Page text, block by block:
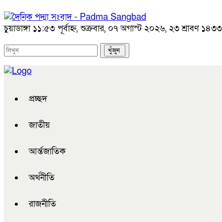
চুয়াডাঙ্গা ১১:৫৩ পূর্বাহ্ন, শুক্রবার, ০৭ অগাস্ট ২০২৬, ২৩ শ্রাবণ ১৪৩৩
প্রচ্ছদ
জাতীয়
আর্ন্তজাতিক
অর্থনীতি
রাজনীতি